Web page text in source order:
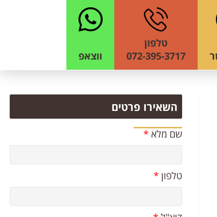
טלפון
072-395-3717
ווצאפ
השאירו פרטים
שם מלא *
טלפון *